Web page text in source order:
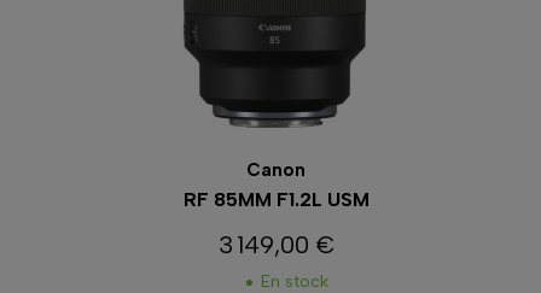
Canon
RF 85MM F1.2L USM
Prix
3 149,00 €
En stock